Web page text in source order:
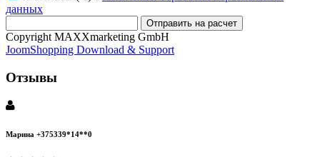
данных
Отправить на расчет
Copyright MAXXmarketing GmbH
JoomShopping Download & Support
Отзывы
Марина +375339*14**0